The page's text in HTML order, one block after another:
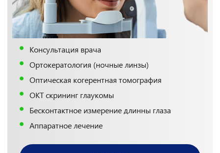
Консультация врача
Ортокератология (ночные линзы)
Оптическая когерентная томография
ОКТ скрининг глаукомы
Бесконтактное измерение длинны глаза